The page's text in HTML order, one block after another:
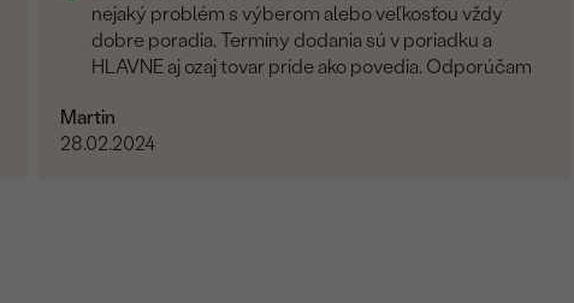
nejaký problém s výberom alebo veľkosťou vždy
dobre poradia. Termíny dodania sú v poriadku a
HLAVNE aj ozaj tovar príde ako povedia. Odporúčam
Martin
28.02.2024